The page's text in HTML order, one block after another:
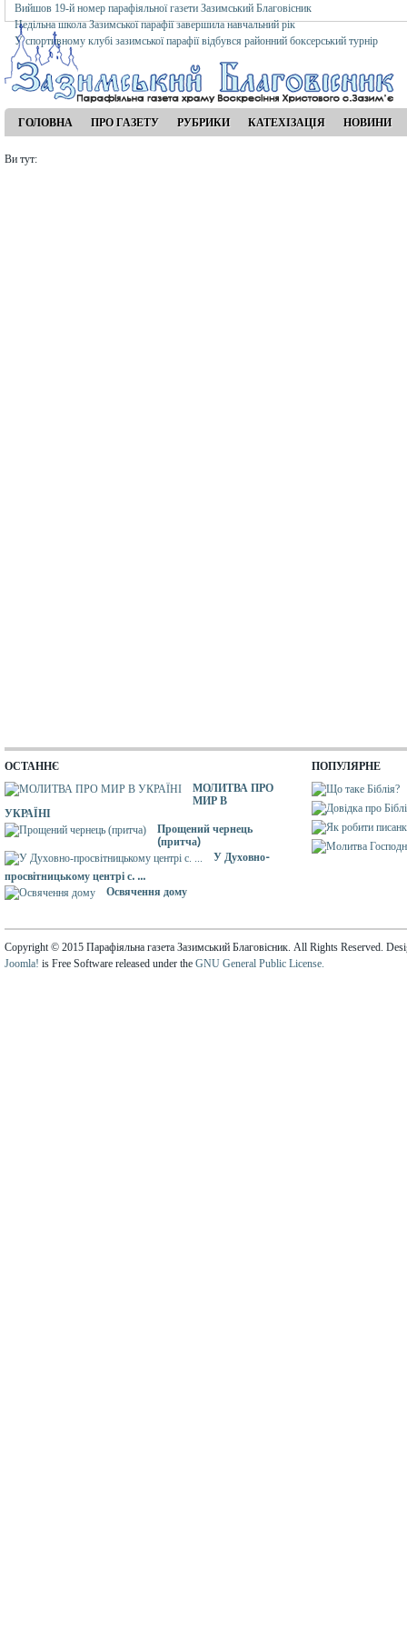
Вийшов 19-й номер парафіяльної газети Зазимський Благовісник
Недільна школа Зазимської парафії завершила навчальний рік
У спортивному клубі зазимської парафії відбувся районний боксерський турнір
ГОЛОВНА ПРО ГАЗЕТУ РУБРИКИ КАТЕХІЗАЦІЯ НОВИНИ
Ви тут:
ОСТАННЄ
МОЛИТВА ПРО
МИР В
УКРАЇНІ
Прощений чернець
(притча)
У Духовно-
просвітницькому центрі с. ...
Освячення дому
ПОПУЛЯРНЕ
Copyright © 2015 Парафіяльна газета Зазимський Благовісник. All Rights Reserved.
Joomla! is Free Software released under the GNU General Public License.